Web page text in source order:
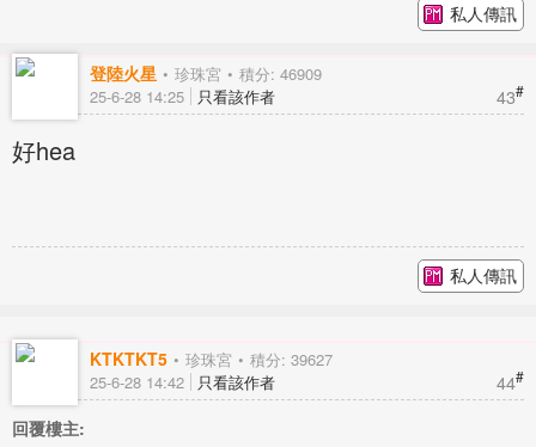
私人傳訊
登陸火星 珍珠宮 積分: 46909
43#
25-6-28 14:25 只看該作者
好hea
私人傳訊
KTKTKT5 珍珠宮 積分: 39627
44#
25-6-28 14:42 只看該作者
回覆樓主: